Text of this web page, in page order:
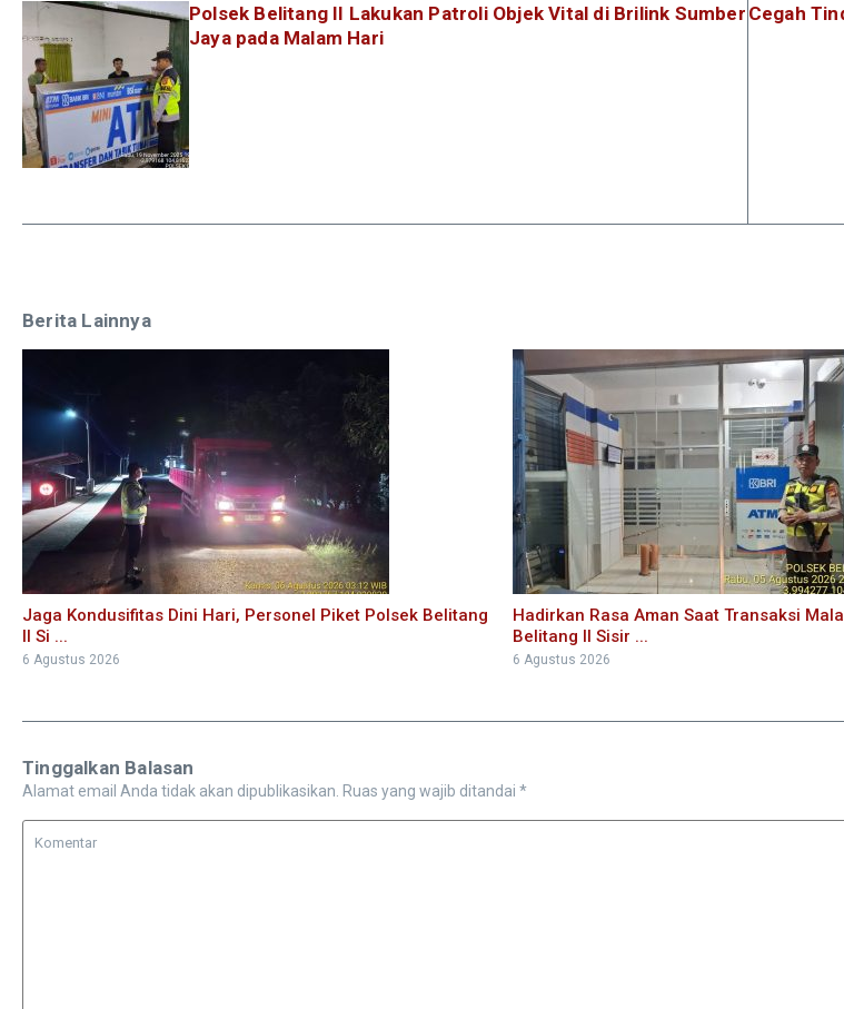
Polsek Belitang II Lakukan Patroli Objek Vital di Brilink Sumber
Jaya pada Malam Hari
Cegah
Berita Lainnya
Jaga Kondusifitas Dini Hari, Personel Piket Polsek Belitang
II Si ...
6 Agustus 2026
Hadirkan Rasa Aman Saat Transaksi
Belitang II Sisir ...
6 Agustus 2026
Tinggalkan Balasan
Alamat email Anda tidak akan dipublikasikan. Ruas yang wajib ditandai *